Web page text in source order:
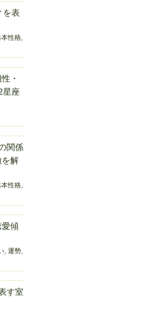
を表
本性格,
・
星座
関係
解
本性格,
傾
, 運勢,
す室